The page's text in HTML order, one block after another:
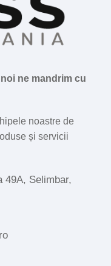
noi ne mandrim cu
noastre de
și servicii
49A, Selimbar,